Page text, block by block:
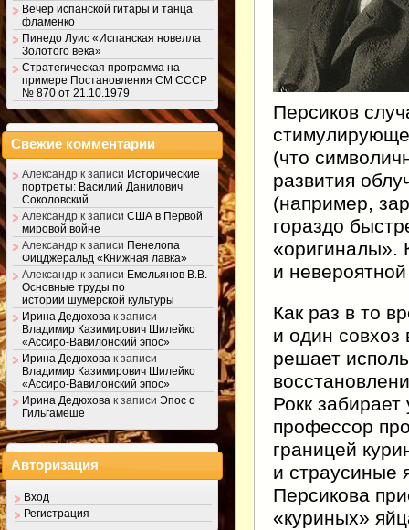
Персиков
(что
развития
(например,
гораздо
«оригиналы».
и
Как раз в то
и один совхоз
решает
Рокк
профессор
границей
и страусиные
Персикова
«куриных»
Вечер испанской гитары и танца
фламенко
Пинедо Луис «Испанская новелла
Золотого века»
Стратегическая программа на
примере Постановления СМ СССР
№ 870 от 21.10.1979
Свежие комментарии
Александр к записи Исторические
портреты: Василий Данилович
Соколовский
Александр к записи США в Первой
мировой войне
Александр к записи Пенелопа
Фицджеральд «Книжная лавка»
Александр к записи Емельянов В.В.
Основные труды по
истории шумерской культуры
Ирина Дедюхова к записи
Владимир Казимирович Шилейко
«Ассиро-Вавилонский эпос»
Ирина Дедюхова к записи
Владимир Казимирович Шилейко
«Ассиро-Вавилонский эпос»
Ирина Дедюхова к записи Эпос о
Гильгамеше
Авторизация
Вход
Регистрация